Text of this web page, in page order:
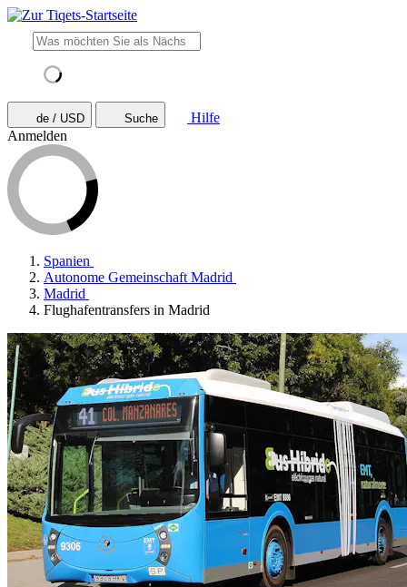
de / USD Suche
Hilfe
Anmelden
Spanien
Autonome Gemeinschaft Madrid
Madrid
Flughafentransfers in Madrid